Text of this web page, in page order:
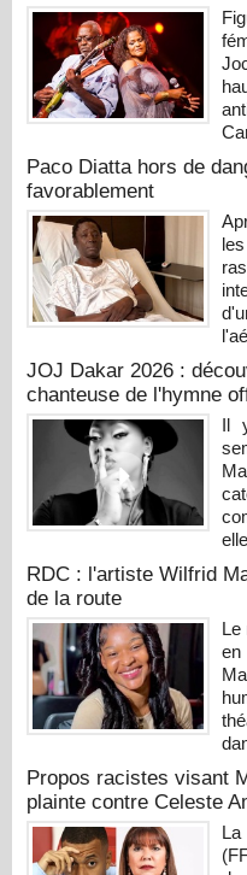
Paco Diatta hors de
favorablement
JOJ Dakar 2026 :
chanteuse de l'hymne
Il
RDC : l'artiste Wilfrid
de la route
Le
Propos racistes visant
plainte contre Celeste